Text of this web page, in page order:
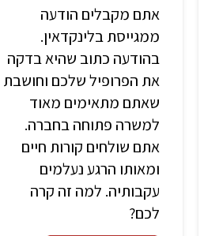
אתם מקבלים הודעה
ממגייסת בלינקדאין.
בהודעה כתוב שהיא בדקה
את הפרופיל שלכם וחושבת
שאתם מתאימים מאוד
למשרה פתוחה בחברה.
אתם שולחים קורות חיים
ומאותו הרגע נעלמים
עקבותיה. למה זה קרה
לכם?